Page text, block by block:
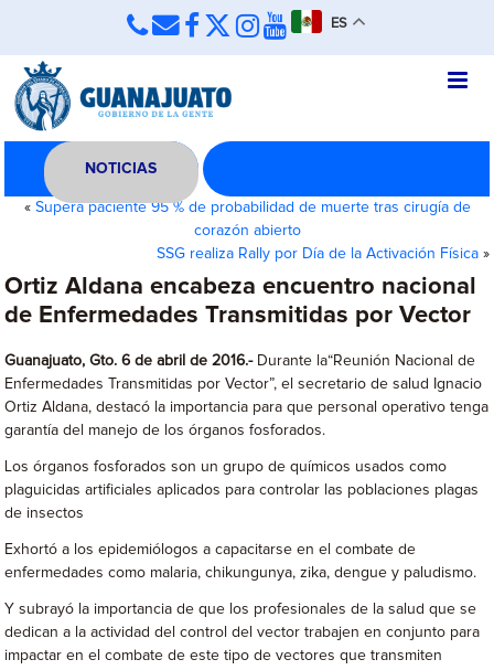
ES
NOTICIAS
« Supera paciente 95 % de probabilidad de muerte tras cirugía de
corazón abierto
SSG realiza Rally por Día de la Activación Física»
Ortiz Aldana encabeza encuentro nacional
de Enfermedades Transmitidas por Vector
Guanajuato, Gto. 6 de abril de 2016.- Durante la“Reunión Nacional de
Enfermedades Transmitidas por Vector”, el secretario de salud Ignacio
Ortiz Aldana, destacó la importancia para que personal operativo tenga
garantía del manejo de los órganos fosforados.
Los órganos fosforados son un grupo de químicos usados como
plaguicidas artificiales aplicados para controlar las poblaciones plagas
de insectos
Exhortó a los epidemiólogos a capacitarse en el combate de
enfermedades como malaria, chikungunya, zika, dengue y paludismo.
Y subrayó la importancia de que los profesionales de la salud que se
dedican a la actividad del control del vector trabajen en conjunto para
impactar en el combate de este tipo de vectores que transmiten